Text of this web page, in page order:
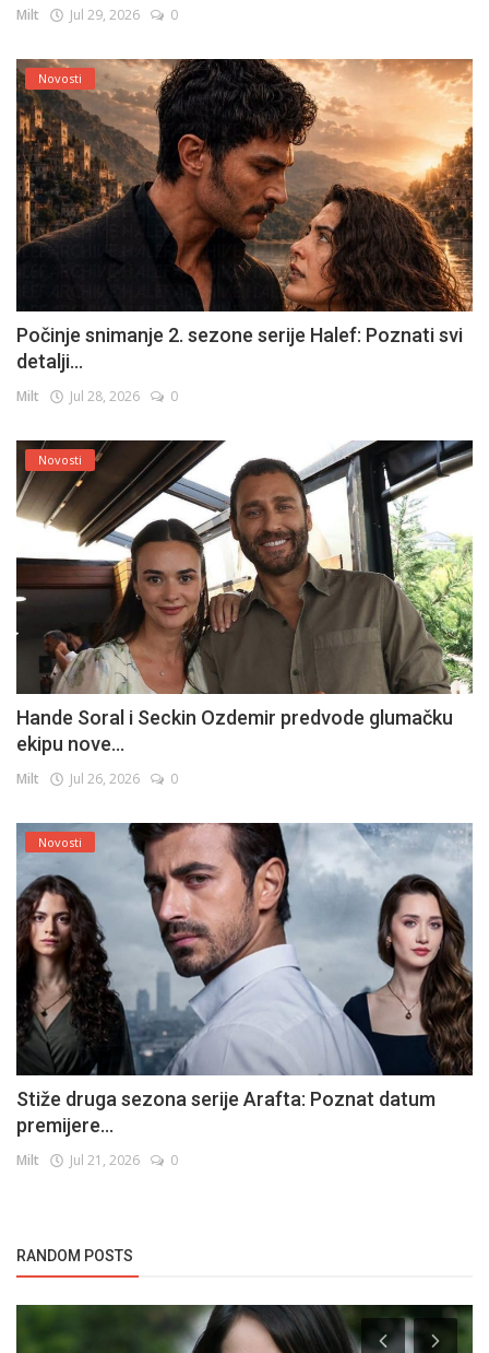
Milt Jul 29, 2026 0
Novosti
Počinje snimanje 2. sezone serije Halef: Poznati svi
detalji...
Milt Jul 28, 2026 0
Novosti
Hande Soral i Seckin Ozdemir predvode glumačku
ekipu nove...
Milt Jul 26, 2026 0
Novosti
Stiže druga sezona serije Arafta: Poznat datum
premijere...
Milt Jul 21, 2026 0
RANDOM POSTS